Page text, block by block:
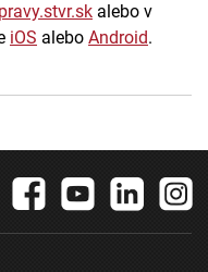
alebo v
iOS alebo Android.